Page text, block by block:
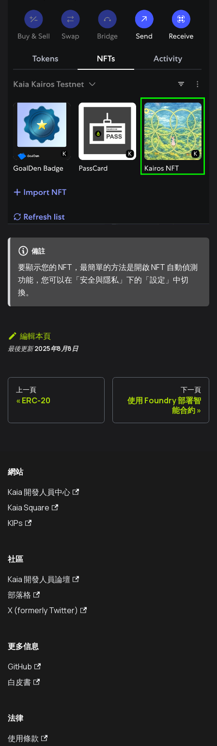
備註
要顯示您的 NFT，最簡單的方法是開啟 NFT 自動偵測
功能，您可以在「安全與隱私」下的「設定」中切
換。
編輯本頁
最後更新 2025年8月8日
上一頁
ERC-20
下一頁
使用 Foundry 部署智
能合約
網站
Kaia 開發人員中心
Kaia Square
KIPs
社區
Kaia 開發人員論壇
部落格
X (formerly Twitter)
更多信息
GitHub
白皮書
法律
使用條款